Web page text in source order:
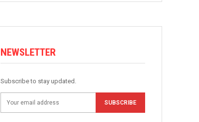
NEWSLETTER
Subscribe to stay updated.
SUBSCRIBE